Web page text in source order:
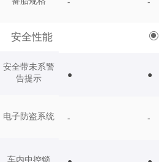
安全性能
安全带未系警
告提示
电子防盗系统
车内中控锁
● ●
- -